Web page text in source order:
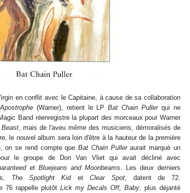
en conflit avec le Capitaine, à cause de sa collaboration
Apostrophe(Warner), retient le LPBat Chain Pullerqui ne
Band réenregistre la plupart des morceaux pour Warner
, mais de l'aveu même des musiciens, démoralisés de
le nouvel album sera loin d'être à la hauteur de la première
on se rend compte queBat Chain Pulleraurait marqué un
le groupe de Don Van Vliet qui avait décliné avec
et Bluejeans and Moonbeams . Les deux derniers
The Spotlight Kidet Clear Spot, datent de 72.
76 rappelle plutôt Lick my Decals Off, Baby , plus déjanté